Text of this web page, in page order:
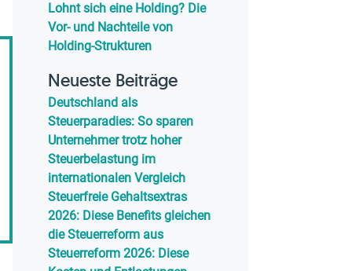
Lohnt sich eine Holding? Die
Vor- und Nachteile von
Holding-Strukturen
Neueste Beiträge
Deutschland als
Steuerparadies: So sparen
Unternehmer trotz hoher
Steuerbelastung im
internationalen Vergleich
Steuerfreie Gehaltsextras
2026: Diese Benefits gleichen
die Steuerreform aus
Steuerreform 2026: Diese